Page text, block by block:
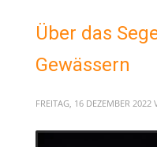
Über das
Gewässern
FREITAG, 16 DEZEMBER 2022